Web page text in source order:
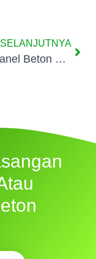
SELANJUTNYA
Pagar Panel Beton Precast Cempaka Putih Jakarta